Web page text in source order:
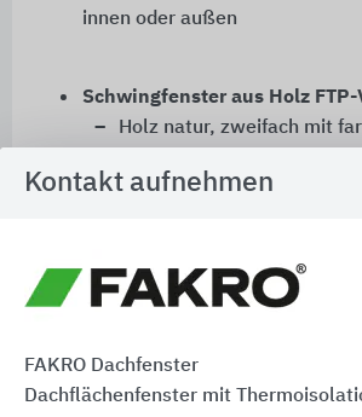
innen oder außen
Schwingfenster aus Holz FTP-
Holz natur, zweifach mit
oder 3-fach (Ug : 0,5 W/m
einbruchsicher
Feuchtigkeitsbeständigkeit
Holz weiß, dreifach mit
Kontakt aufnehmen
FAKRO Dachfenster
Dachflächenfenster mit